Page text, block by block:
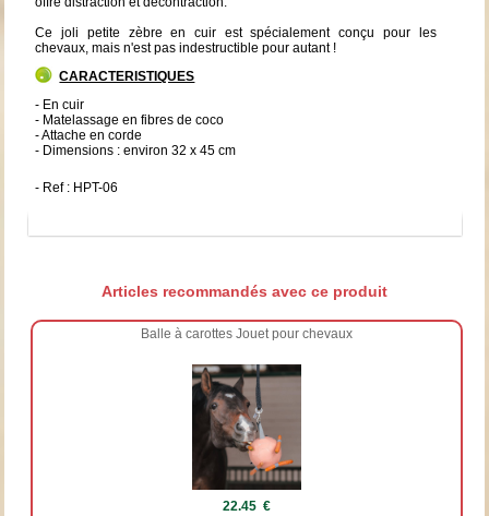
Ce joli petite zèbre en cuir est spécialement conçu pour les
chevaux, mais n'est pas indestructible pour autant !
CARACTERISTIQUES
- En cuir
- Matelassage en fibres de coco
- Attache en corde
- Dimensions : environ 32 x 45 cm
- Ref : HPT-06
Articles recommandés avec ce produit
Balle à carottes Jouet pour chevaux
22.45 €